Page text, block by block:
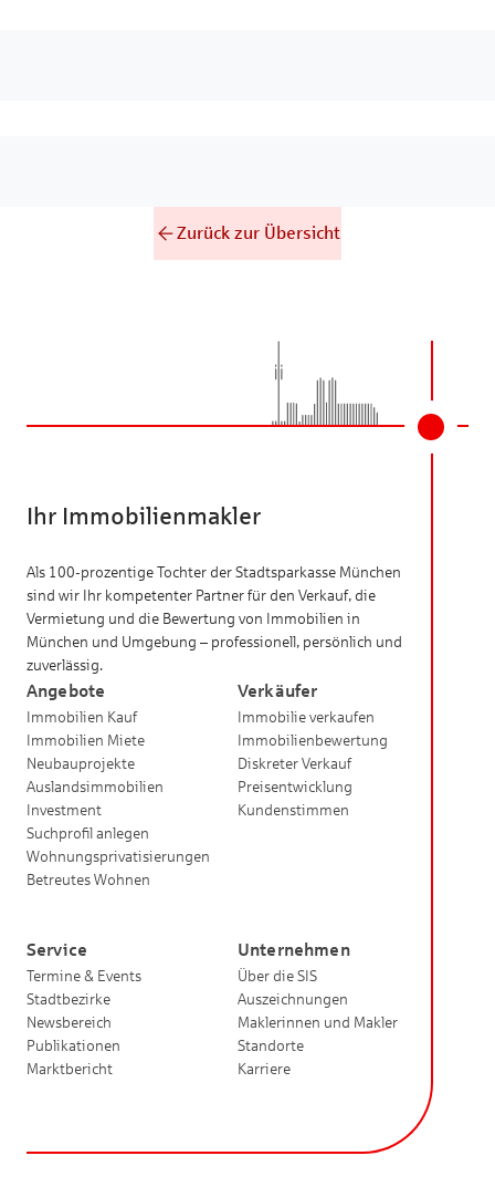
Zurück zur Übersicht
Ihr Immobilienmakler
Als 100-prozentige Tochter der Stadtsparkasse München
sind wir Ihr kompetenter Partner für den Verkauf, die
Vermietung und die Bewertung von Immobilien in
München und Umgebung – professionell, persönlich und
zuverlässig.
Angebote
Immobilien Kauf
Immobilien Miete
Neubauprojekte
Auslandsimmobilien
Investment
Suchprofil anlegen
Wohnungsprivatisierungen
Betreutes Wohnen
Verkäufer
Immobilie verkaufen
Immobilienbewertung
Diskreter Verkauf
Preisentwicklung
Kundenstimmen
Service
Termine & Events
Stadtbezirke
Newsbereich
Publikationen
Marktbericht
Unternehmen
Über die SIS
Auszeichnungen
Maklerinnen und Makler
Standorte
Karriere